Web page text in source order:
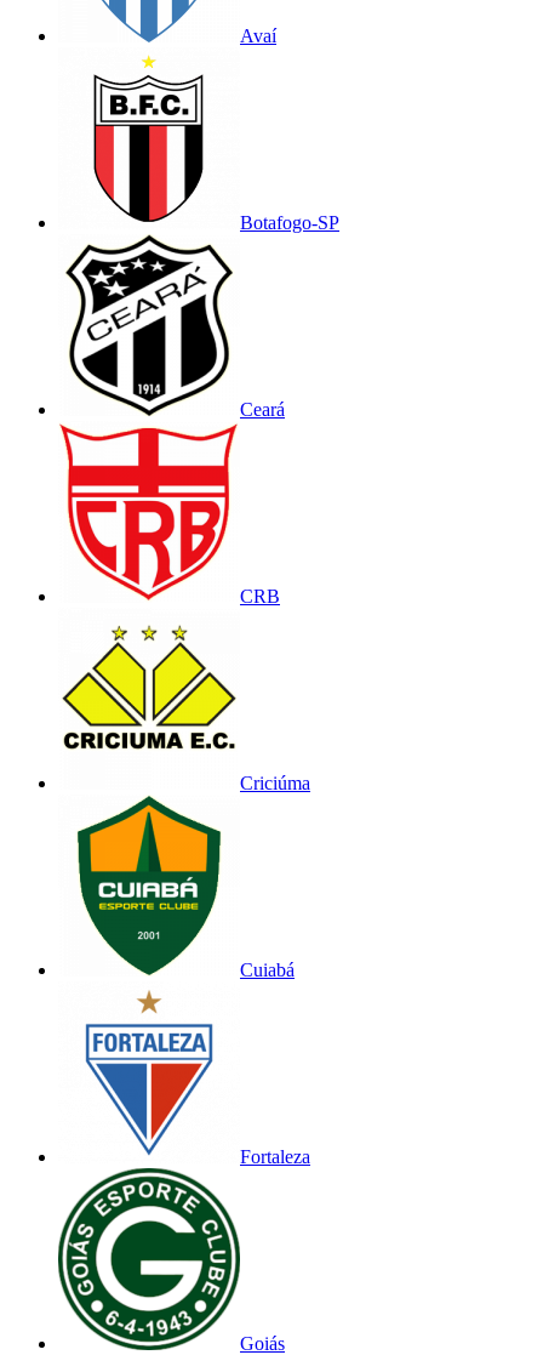
Avaí
Botafogo-SP
Ceará
CRB
Criciúma
Cuiabá
Fortaleza
Goiás